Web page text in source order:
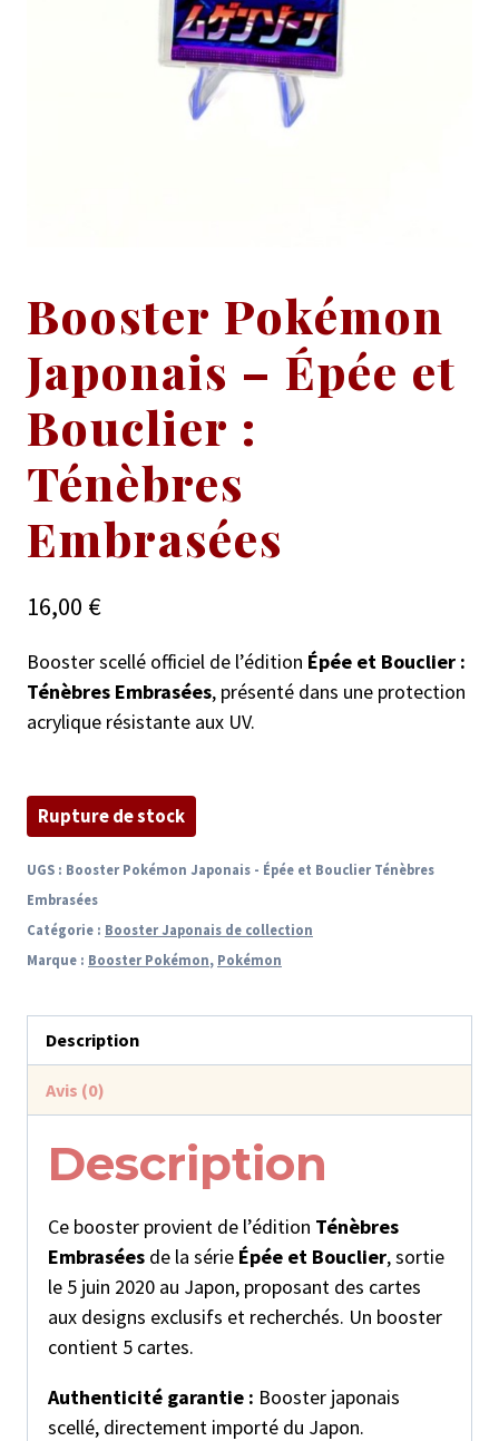
Booster Pokémon
Japonais – Épée et
Bouclier :
Ténèbres
Embrasées
16,00 €
Booster scellé officiel de l’édition Épée et Bouclier :
Ténèbres Embrasées, présenté dans une protection
acrylique résistante aux UV.
Rupture de stock
UGS : Booster Pokémon Japonais - Épée et Bouclier Ténèbres
Embrasées
Catégorie : Booster Japonais de collection
Marque : Booster Pokémon, Pokémon
Description
Avis (0)
Description
Ce booster provient de l’édition Ténèbres
Embrasées de la série Épée et Bouclier, sortie
le 5 juin 2020 au Japon, proposant des cartes
aux designs exclusifs et recherchés. Un booster
contient 5 cartes.
Authenticité garantie : Booster japonais
scellé, directement importé du Japon.